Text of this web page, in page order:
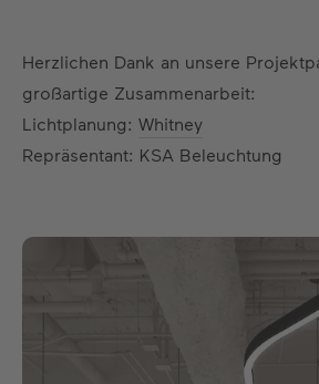
Herzlichen Dank an unsere
großartige Zusammenarbeit:
Lichtplanung: Whitney
Repräsentant: KSA Beleuchtung